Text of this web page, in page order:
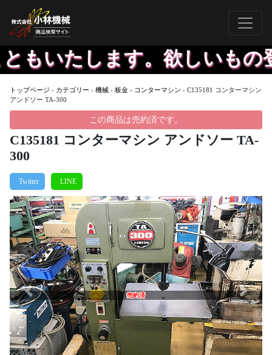
します。欲しいもの登
トップページ › カテゴリー › 機械 › 板金 › コンターマシン › C135181 コンターマシン
アンドソー TA-300
この商品は売約済です。
C135181 コンターマシン アンドソー TA-
300
売約済
Previous Next